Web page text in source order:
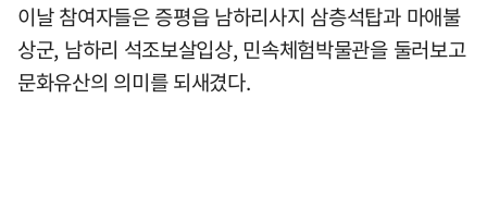
이날 참여자들은 증평읍 남하리사지 삼층석탑과 마애불
상군, 남하리 석조보살입상, 민속체험박물관을 둘러보고
문화유산의 의미를 되새겼다.